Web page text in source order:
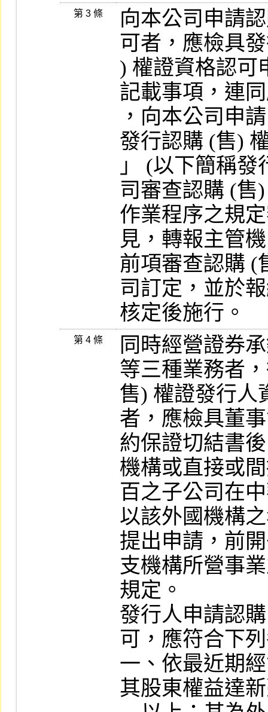
第 3 條
向本公司申請
可者，應檢具
) 權證資格認可
記載事項，連
，向本公司申
發行認購 (售)
」 (以下簡稱
司審查認購 (售
作業程序之規
見，轉報主管
前項審查認購 (
司訂定，並於
核定後施行。
第 4 條
同時經營證券
等三種業務者
售) 權證發行人
者，應檢具董
約保證切結書
機構或直接或
百之子公司在
以該外國機構
提出申請，前
支機構所營事
規定。
發行人申請認
可，應符合下
一、依最近期
其股東權益達